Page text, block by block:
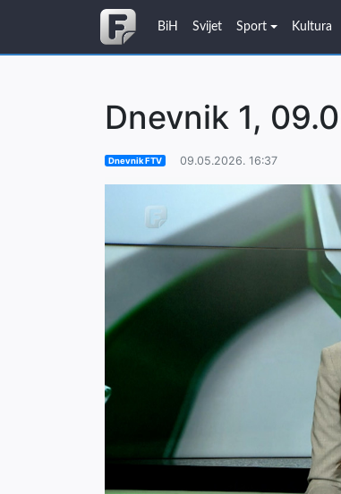
BiH Svijet Sport Kultura
Dnevnik 1,
Dnevnik FTV 09.05.2026. 16:37